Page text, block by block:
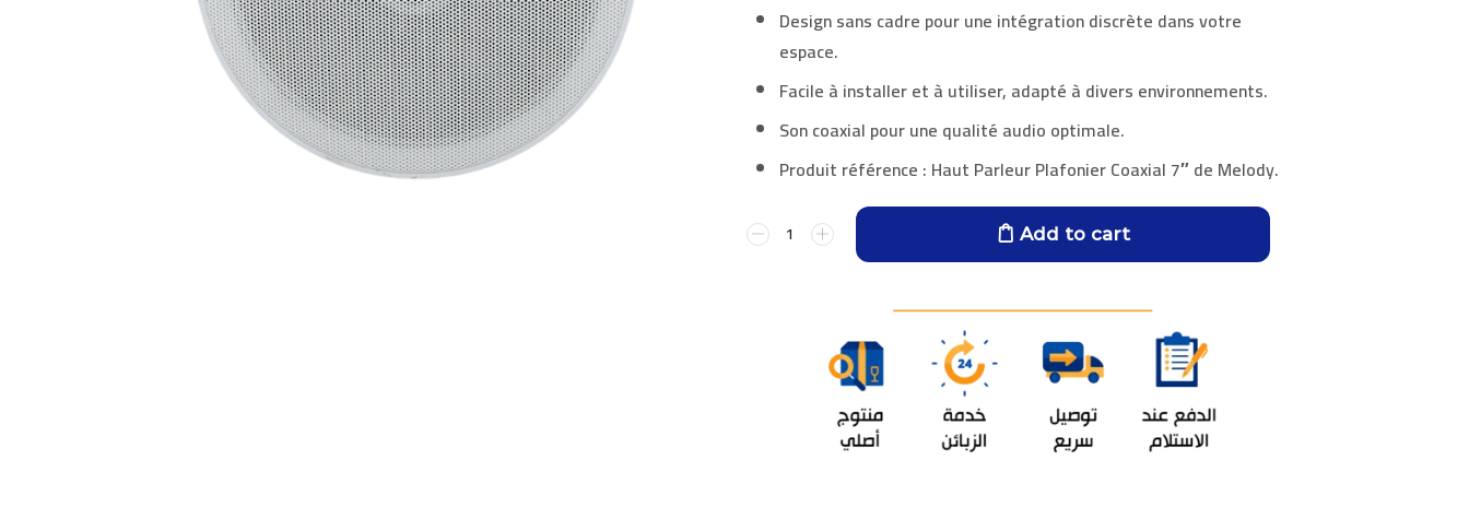
Design sans cadre pour une intégration discrète dans votre
espace.
Facile à installer et à utiliser, adapté à divers environnements.
Son coaxial pour une qualité audio optimale.
Produit référence : Haut Parleur Plafonier Coaxial 7″ de Melody.
Add to cart